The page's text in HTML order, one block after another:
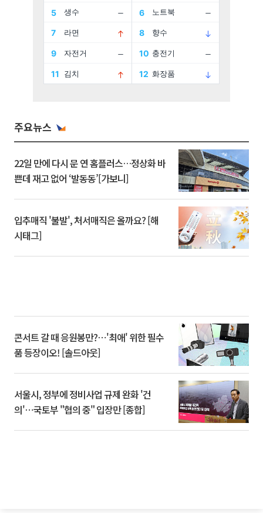
주요뉴스
22일 만에 다시 문 연 홈플러스…정상화 바
쁜데 재고 없어 ‘발동동’[가보니]
입추매직 '불발', 처서매직은 올까요? [해
시태그]
콘서트 갈 때 응원봉만?⋯'최애' 위한 필수
품 등장이오! [솔드아웃]
서울시, 정부에 정비사업 규제 완화 '건
의'⋯국토부 "협의 중" 입장만 [종합]